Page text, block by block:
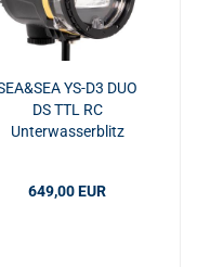
YS-D3 DUO
DS TTL RC
Unterwasserblitz
649,00 EUR